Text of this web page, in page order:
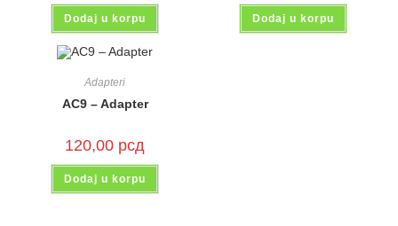
Dodaj u korpu Dodaj u korpu
Adapteri
AC9 – Adapter
120,00 рсд
Dodaj u korpu